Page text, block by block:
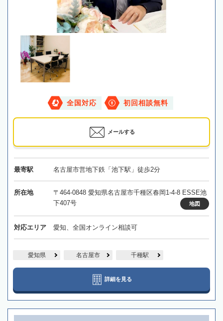
全国対応 初回相談無料
メールする
最寄駅 名古屋市営地下鉄「池下駅」徒歩2分
所在地
〒464-0848 愛知県名古屋市千種区春岡1-4-8 ESSE池
下407号
地図
対応エリア 愛知、全国オンライン相談可
愛知県 名古屋市 千種駅
詳細を見る